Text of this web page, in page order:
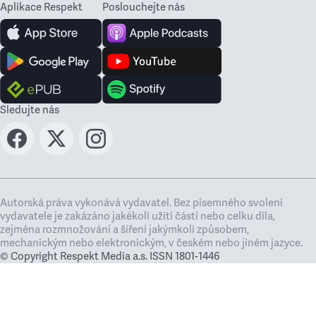
Aplikace Respekt Poslouchejte nás
Sledujte nás
Autorská práva vykonává vydavatel. Bez písemného svolení
vydavatele je zakázáno jakékoli užití částí nebo celku díla,
zejména rozmnožování a šíření jakýmkoli způsobem,
mechanickým nebo elektronickým, v českém nebo jiném jazyce.
© Copyright Respekt Media a.s. ISSN 1801-1446